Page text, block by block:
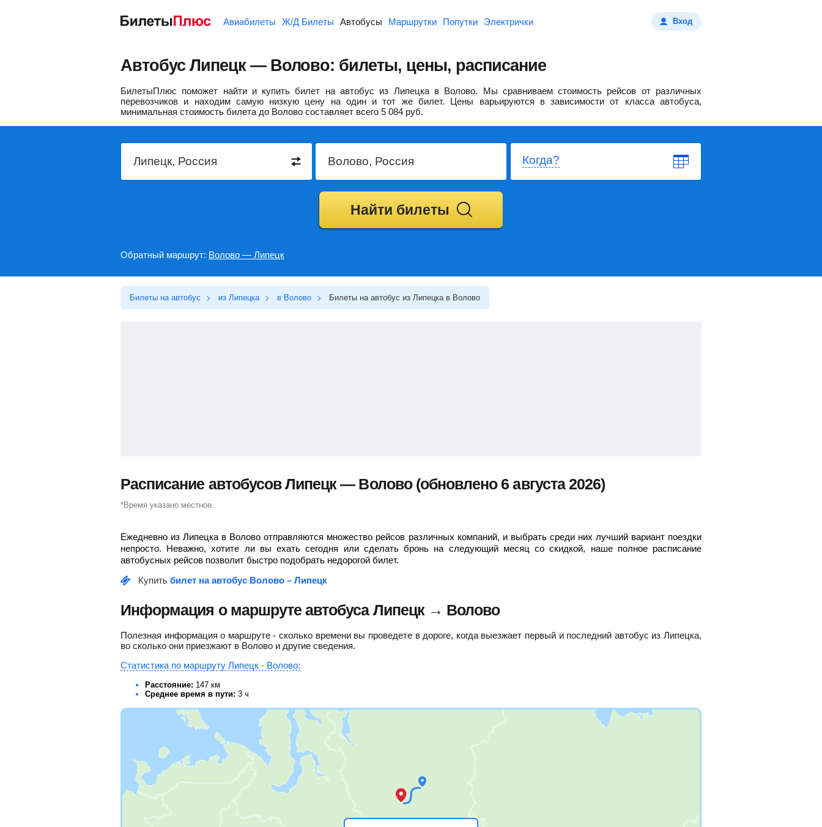
Авиабилеты Ж/Д Билеты Автобусы Маршрутки Попутки Электрички Вход
Автобус Липецк — Волово: билеты, цены, расписание
БилетыПлюс поможет найти и купить билет на автобус из Липецка в Волово.
Мы сравниваем стоимость рейсов от различных
перевозчиков и находим самую низкую цену на один и тот же билет. Цены варьируются в зависимости от класса автобуса,
минимальная стоимость билета до Волово составляет всего 5 084 руб.
Когда?
Найти билеты
Обратный маршрут: Волово — Липецк
Билеты на автобус из Липецка в Волово Билеты на автобус из Липецка в Волово
Расписание автобусов Липецк — Волово (обновлено 6 августа 2026)
*Время указано местное.
Ежедневно из Липецка в Волово отправляются множество рейсов различных компаний, и выбрать среди них лучший вариант поездки
непросто. Неважно, хотите ли вы ехать сегодня или сделать бронь на следующий месяц со скидкой, наше полное расписание
автобусных рейсов позволит быстро подобрать недорогой билет.
Купить билет на автобус Волово – Липецк
Информация о маршруте автобуса Липецк → Волово
Полезная информация о маршруте - сколько времени вы проведете в дороге, когда выезжает первый и последний автобус из Липецка,
во сколько они приезжают в Волово и другие сведения.
Статистика по маршруту Липецк - Волово:
Расстояние: 147 км
Среднее время в пути: 3 ч